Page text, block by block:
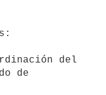
del
de